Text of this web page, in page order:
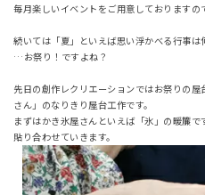
毎月楽しいイベントをご用意しておりますの
続いては「夏」といえば思い浮かべる行事は
…お祭り！ですよね？
先日の創作レクリエーションではお祭りの
さん」のなりきり屋台工作です。
まずはかき氷屋さんといえば「氷」の暖簾
貼り合わせていきます。